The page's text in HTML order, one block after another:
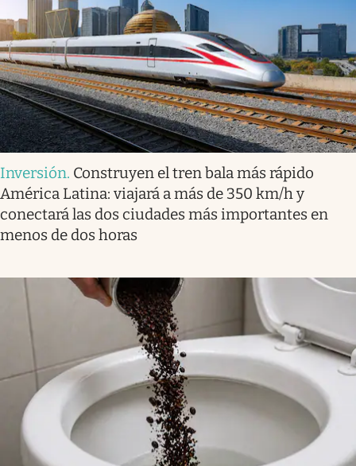
Inversión. Construyen el tren bala más rápido
América Latina: viajará a más de 350 km/h y
conectará las dos ciudades más importantes en
menos de dos horas